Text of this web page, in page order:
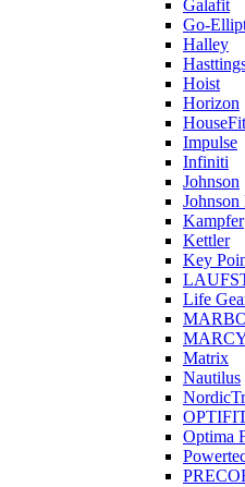
Galafit
Go-
Halley
Hoist
Horizon
HouseFit
Impulse
Infiniti
Johnson
Johnson
Kampfer
Kettler
Key
Life
Matrix
Nautilus
Optima